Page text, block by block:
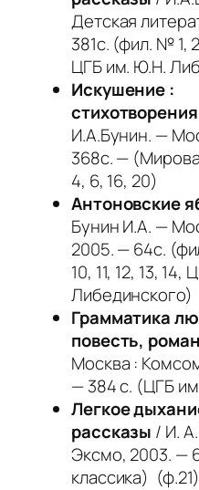
Детская
381с. (фил. № 1,
ЦГБ им. Ю.Н.
Искушение :
И.А.Бунин. —
368с. —
4, 6, 16, 20)
Антоновские
Бунин И.А. —
2005. — 64с.
10, 11, 12, 13,
Либединского)
Грамматика
повесть,
Москва :
— 384 с. (ЦГБ
Легкое
рассказы / И.
Эксмо, 2003. —
классика) (ф.21)